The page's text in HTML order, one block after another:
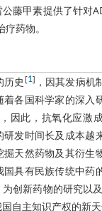
藤甲素提供了针对
药物。
历史 [1] ，因其发病机
各国科学家的深入
因此，抗氧化应激
发时间长及成本越
掘天然药物及其衍生
具有民族传统中药
创新药物的研究以
自主知识产权的新天